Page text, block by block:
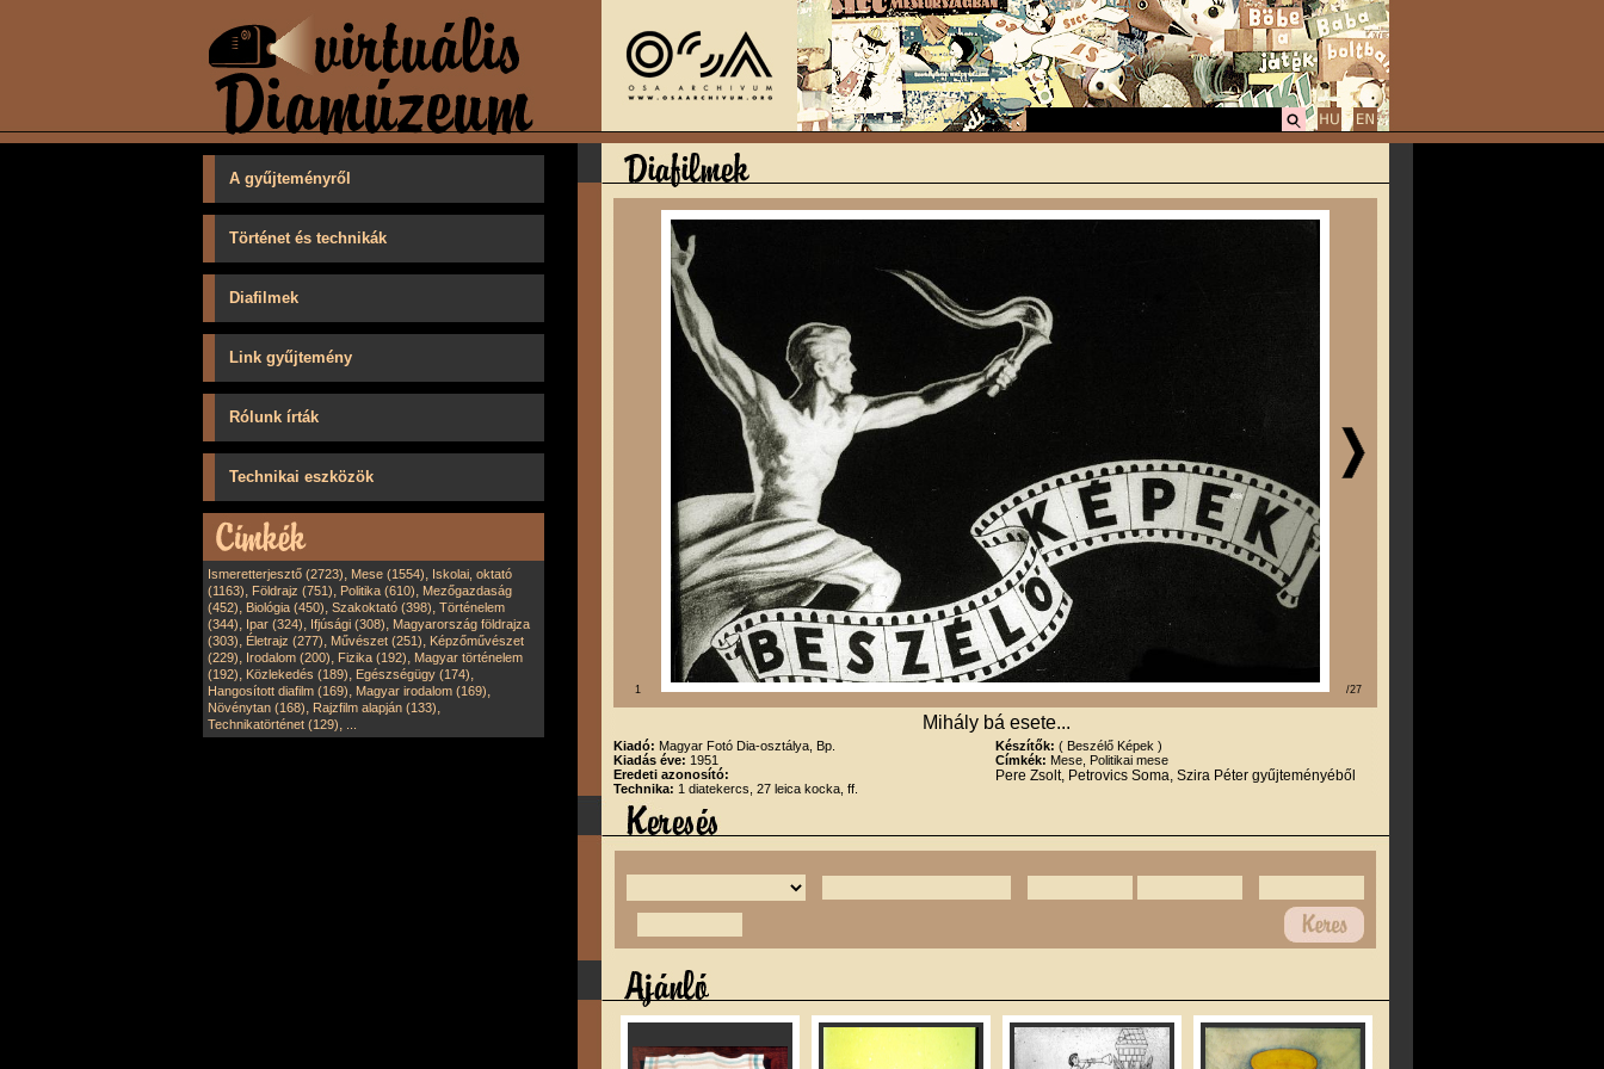
A gyűjteményről
Történet és technikák
Diafilmek
Link gyűjtemény
Rólunk írták
Technikai eszközök
Ismeretterjesztő (2723), Mese (1554), Iskolai, oktató
(1163), Földrajz (751), Politika (610), Mezőgazdaság
(452), Biológia (450), Szakoktató (398), Történelem
(344), Ipar (324), Ifjúsági (308), Magyarország földrajza
(303), Életrajz (277), Művészet (251), Képzőművészet
(229), Irodalom (200), Fizika (192), Magyar történelem
(192), Közlekedés (189), Egészségügy (174),
Hangosított diafilm (169), Magyar irodalom (169),
Növénytan (168), Rajzfilm alapján (133),
Technikatörténet (129),
1 /27
Mihály bá esete...
Kiadó: Magyar Fotó Dia-osztálya, Bp.
Kiadás éve: 1951
Eredeti azonosító:
Technika: 1 diatekercs, 27 leica kocka, ff.
Készítők: ( Beszélő Képek )
Címkék: Mese, Politikai mese
Pere Zsolt, Petrovics Soma, Szira Péter gyűjteményéből